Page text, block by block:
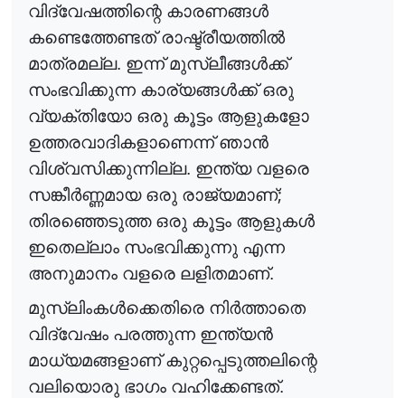
വിദ്വേഷത്തിന്റെ കാരണങ്ങൾ
കണ്ടെത്തേണ്ടത് രാഷ്ട്രീയത്തിൽ
മാത്രമല്ല. ഇന്ന് മുസ്ലീങ്ങൾക്ക്
സംഭവിക്കുന്ന കാര്യങ്ങൾക്ക്ഒരു
വ്യക്തിയോ ഒരു കൂട്ടം ആളുകളോ
ഉത്തരവാദികളാണെന്ന് ഞാൻ
വിശ്വസിക്കുന്നില്ല. ഇന്ത്യ വളരെ
സങ്കീർണ്ണമായഒരു രാജ്യമാണ്;
തിരഞ്ഞെടുത്ത ഒരു കൂട്ടം ആളുകൾ
ഇതെല്ലാം സംഭവിക്കുന്നു എന്ന
അനുമാനം വളരെ ലളിതമാണ്.
മുസ്‌ലിംകൾക്കെതിരെ നിർത്താതെ
വിദ്വേഷം പരത്തുന്ന ഇന്ത്യൻ
മാധ്യമങ്ങളാണ് കുറ്റപ്പെടുത്തലിന്റെ
വലിയൊരു ഭാഗം വഹിക്കേണ്ടത്.